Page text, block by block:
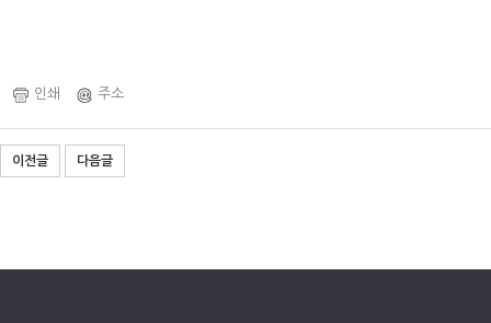
인쇄 주소
이전글 다음글